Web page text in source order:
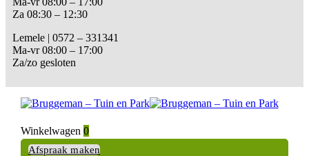
Za 08:30 – 12:30
Lemele | 0572 – 331341
Ma-vr 08:00 – 17:00
Za/zo gesloten
Winkelwagen 0
Afspraak maken